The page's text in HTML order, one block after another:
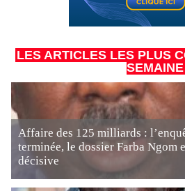
LES ARTICLES LES PLUS
SEMAINE
Affaire des 125 milliards :
terminée, le dossier Farba Ngom
décisive